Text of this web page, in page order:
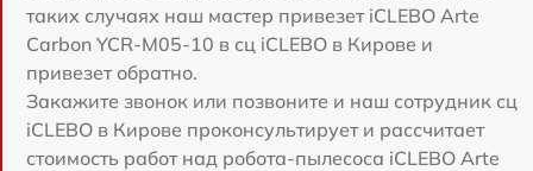
таких случаях наш мастер привезет iCLEBO Arte
Carbon YCR-M05-10 в сц iCLEBO в Кирове и
привезет обратно.
Закажите звонок или позвоните и наш сотрудник сц
iCLEBO в Кирове проконсультирует и рассчитает
стоимость работ над робота-пылесоса iCLEBO Arte